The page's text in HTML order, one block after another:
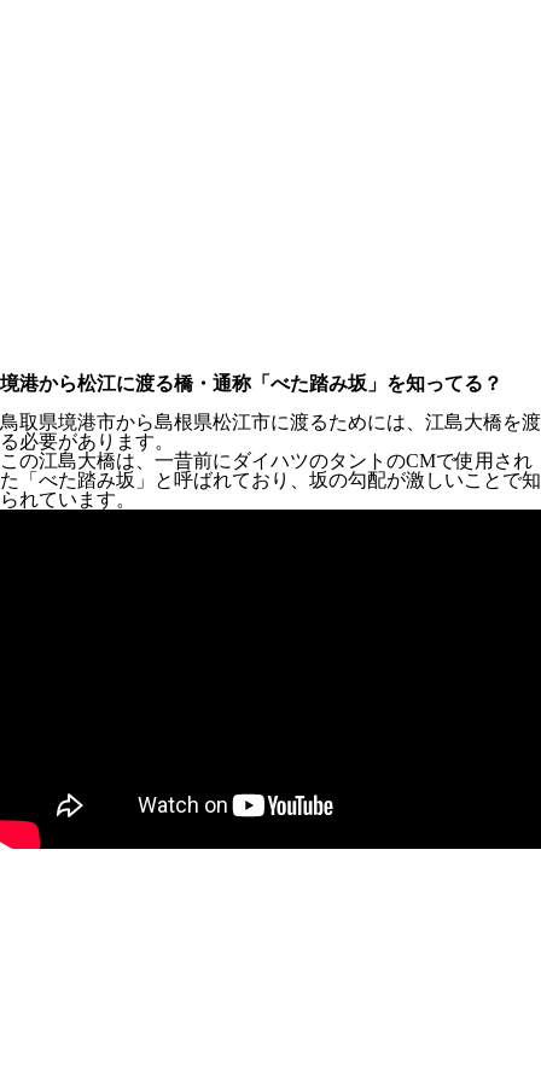
境港から松江に渡る橋・通称「べた踏み坂」を知ってる？
鳥取県境港市から島根県松江市に渡るためには、江島大橋を渡
る必要があります。
この江島大橋は、一昔前にダイハツのタントのCMで使用され
た「べた踏み坂」と呼ばれており、坂の勾配が激しいことで知
られています。